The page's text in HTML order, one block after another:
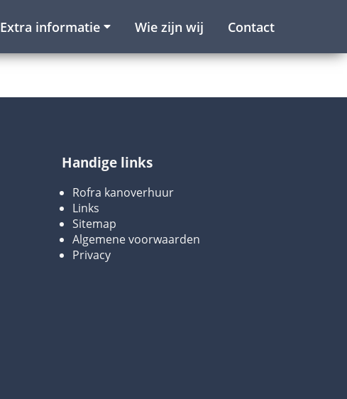
Extra informatie Wie zijn wij Contact
Handige links
Rofra kanoverhuur
Links
Sitemap
Algemene voorwaarden
Privacy